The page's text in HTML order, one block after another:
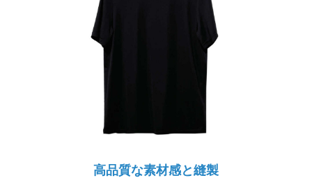
高品質な素材感と縫製